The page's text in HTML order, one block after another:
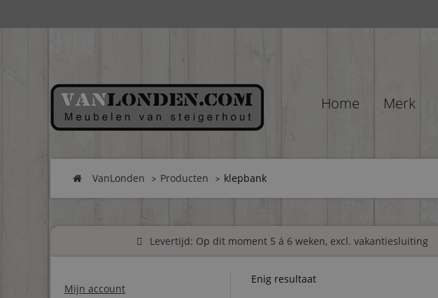
Home Merk
VanLonden Producten klepbank
Levertijd: Op dit moment 5 á 6 weken, excl. vakantiesluiting
Mijn account
Enig resultaat